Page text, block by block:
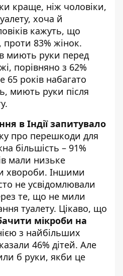
краще, ніж чоловіки,
хоча й
кажуть, що
83% жінок.
миють руки перед
порівняно з 62%
років набагато
миють руки після
в Індії запитувало
про перешкоди для
більшість – 91%
мали низьке
хвороби. Іншими
не усвідомлювали
те, що не мили
туалету. Цікаво, що
мікроби на
з найбільших
46% дітей. Але
б руки, якби це